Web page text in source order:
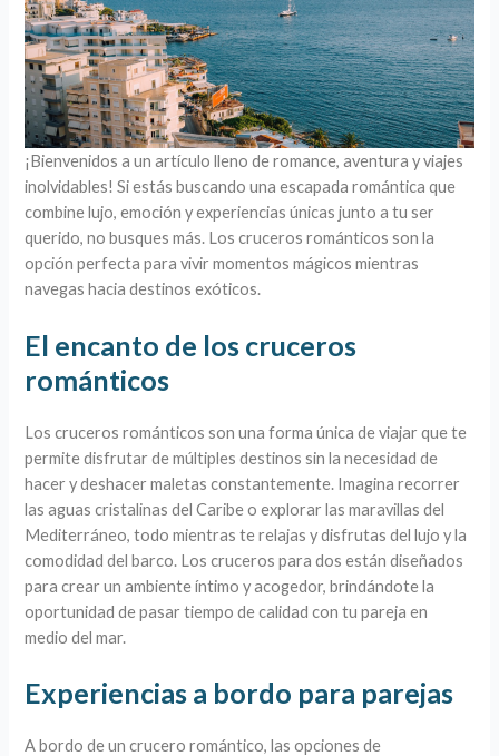
¡Bienvenidos a un artículo lleno de romance, aventura y viajes
inolvidables! Si estás buscando una escapada romántica que
combine lujo, emoción y experiencias únicas junto a tu ser
querido, no busques más. Los cruceros románticos son la
opción perfecta para vivir momentos mágicos mientras
navegas hacia destinos exóticos.
El encanto de los cruceros
románticos
Los cruceros románticos son una forma única de viajar que te
permite disfrutar de múltiples destinos sin la necesidad de
hacer y deshacer maletas constantemente. Imagina recorrer
las aguas cristalinas del Caribe o explorar las maravillas del
Mediterráneo, todo mientras te relajas y disfrutas del lujo y la
comodidad del barco. Los cruceros para dos están diseñados
para crear un ambiente íntimo y acogedor, brindándote la
oportunidad de pasar tiempo de calidad con tu pareja en
medio del mar.
Experiencias a bordo para parejas
A bordo de un crucero romántico, las opciones de